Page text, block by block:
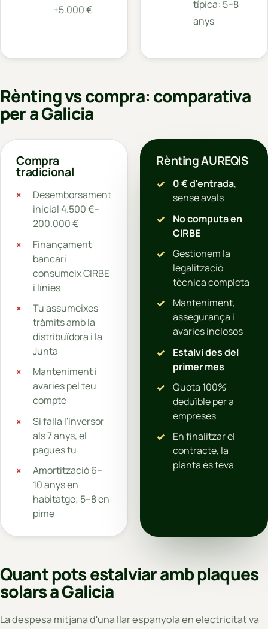
+5.000 €
típica: 5–8
anys
Rènting vs compra: comparativa
per a Galicia
Compra
tradicional
Desemborsament
inicial 4.500 €–
200.000 €
Finançament
bancari
consumeix CIRBE
i línies
Tu assumeixes
tràmits amb la
distribuïdora i la
Junta
Manteniment i
avaries pel teu
compte
Si falla l'inversor
als 7 anys, el
pagues tu
Amortització 6–
10 anys en
habitatge; 5–8 en
pime
Rènting AUREQIS
0 € d'entrada,
sense avals
No computa en
CIRBE
Gestionem la
legalització
tècnica completa
Manteniment,
assegurança i
avaries inclosos
Estalvi des del
primer mes
Quota 100%
deduïble per a
empreses
En finalitzar el
contracte, la
planta és teva
Quant pots estalviar amb plaques
solars a Galicia
La despesa mitjana d'una llar espanyola en electricitat va